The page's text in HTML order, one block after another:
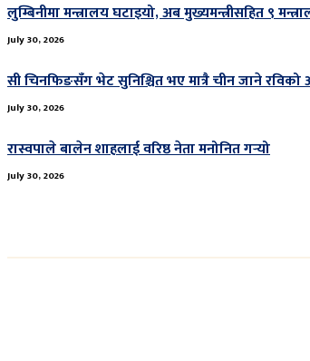
लुम्बिनीमा मन्त्रालय घटाइयो, अब मुख्यमन्त्रीसहित ९
July 30, 2026
सी चिनफिङसँग भेट सुनिश्चित भए मात्रै चीन जाने रविको
July 30, 2026
रास्वपाले बालेन शाहलाई वरिष्ठ नेता मनोनित गर्‍यो
July 30, 2026